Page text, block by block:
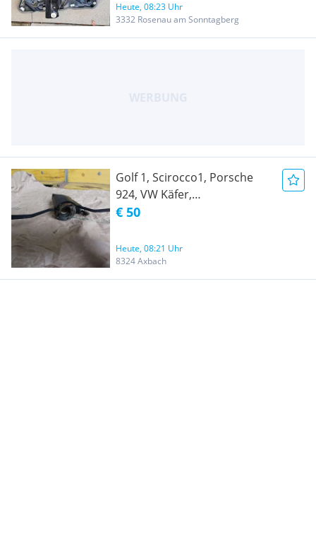
Heute, 08:23 Uhr
3332 Rosenau am Sonntagberg
Golf 1, Scirocco1, Porsche
924, VW Käfer,
Lenkstockschalter
Zündschloss 171 953 503 C,
113 905 851A
€ 50
Heute, 08:21 Uhr
8324 Axbach